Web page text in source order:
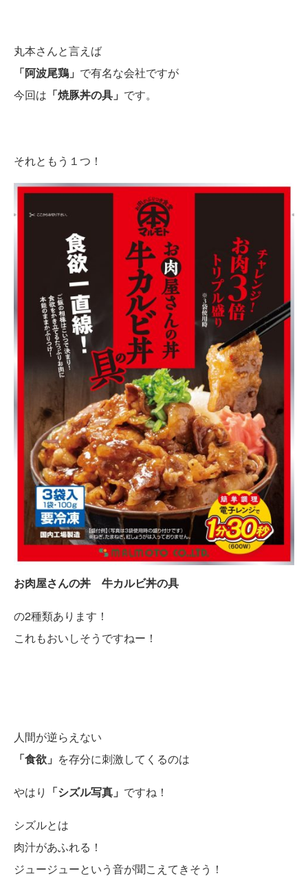
丸本さんと言えば
「阿波尾鶏」 で有名な会社ですが
今回は 「焼豚丼の具」 です。
それともう１つ！
お肉屋さんの丼 牛カルビ丼の具
の2種類あります！
これもおいしそうですねー！
人間が逆らえない
「食欲」 を存分に刺激してくるのは
やはり 「シズル写真」 ですね！
シズルとは
肉汁があふれる！
ジュージューという音が聞こえてきそう！